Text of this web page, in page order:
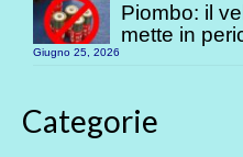
Piombo: il
mette in
Giugno 25, 2026
Categorie